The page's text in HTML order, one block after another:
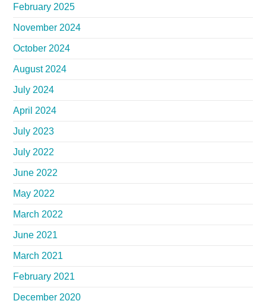
February 2025
November 2024
October 2024
August 2024
July 2024
April 2024
July 2023
July 2022
June 2022
May 2022
March 2022
June 2021
March 2021
February 2021
December 2020